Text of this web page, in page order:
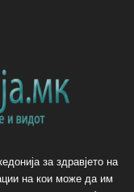
за здравјето на
на кои може да им